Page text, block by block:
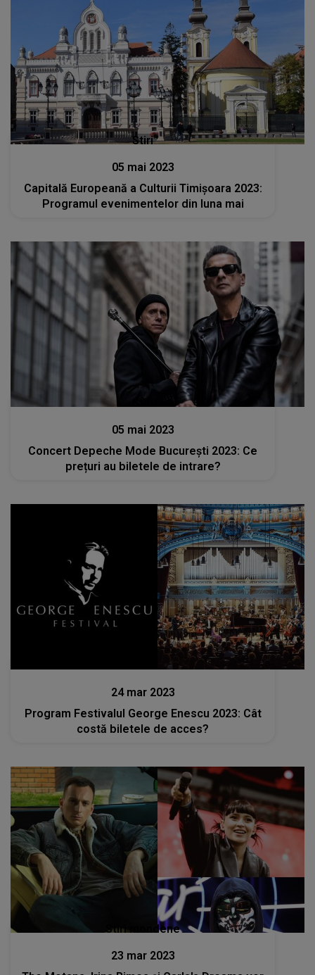
Stiri
05 mai 2023
Capitală Europeană a Culturii Timișoara 2023:
Programul evenimentelor din luna mai
05 mai 2023
Concert Depeche Mode București 2023: Ce
prețuri au biletele de intrare?
24 mar 2023
Program Festivalul George Enescu 2023: Cât
costă biletele de acces?
Stiri mondene
23 mar 2023